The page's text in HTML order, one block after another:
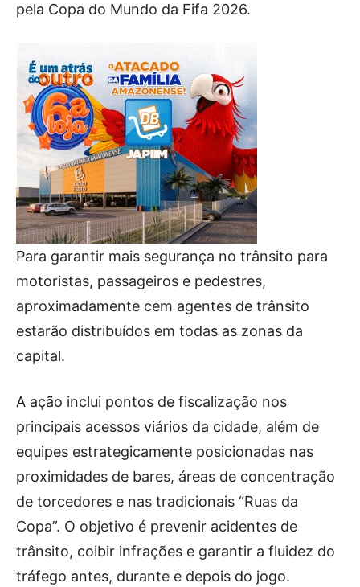
pela Copa do Mundo da Fifa 2026.
Para garantir mais segurança no trânsito para
motoristas, passageiros e pedestres,
aproximadamente cem agentes de trânsito
estarão distribuídos em todas as zonas da
capital.
A ação inclui pontos de fiscalização nos
principais acessos viários da cidade, além de
equipes estrategicamente posicionadas nas
proximidades de bares, áreas de concentração
de torcedores e nas tradicionais “Ruas da
Copa”. O objetivo é prevenir acidentes de
trânsito, coibir infrações e garantir a fluidez do
tráfego antes, durante e depois do jogo.